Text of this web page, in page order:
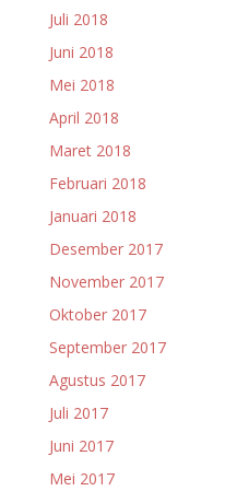
Juli 2018
Juni 2018
Mei 2018
April 2018
Maret 2018
Februari 2018
Januari 2018
Desember 2017
November 2017
Oktober 2017
September 2017
Agustus 2017
Juli 2017
Juni 2017
Mei 2017